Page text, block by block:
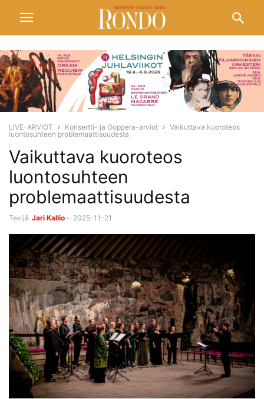
LIVE-ARVIOT Konsertti- ja Ooppera-arviot
Vaikuttava kuoroteos
luontosuhteen problemaattisuudesta
Vaikuttava kuoroteos
luontosuhteen
problemaattisuudesta
Tekijä Jari Kallio - 2025-11-21